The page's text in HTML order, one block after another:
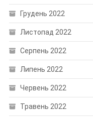
Грудень 2022
Листопад 2022
Серпень 2022
Липень 2022
Червень 2022
Травень 2022